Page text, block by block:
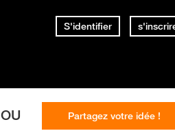
S'identifier
OU Partagez votre idée !